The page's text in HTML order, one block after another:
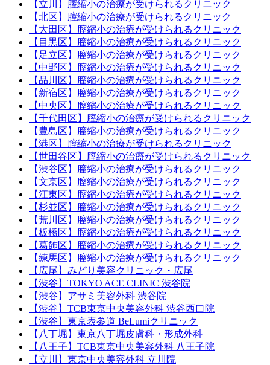
【立川】膣縮小の治療が受けられるクリニック
【北区】膣縮小の治療が受けられるクリニック
【大田区】膣縮小の治療が受けられるクリニック
【目黒区】膣縮小の治療が受けられるクリニック
【足立区】膣縮小の治療が受けられるクリニック
【中野区】膣縮小の治療が受けられるクリニック
【品川区】膣縮小の治療が受けられるクリニック
【新宿区】膣縮小の治療が受けられるクリニック
【中央区】膣縮小の治療が受けられるクリニック
【千代田区】膣縮小の治療が受けられるクリニック
【豊島区】膣縮小の治療が受けられるクリニック
【港区】膣縮小の治療が受けられるクリニック
【世田谷区】膣縮小の治療が受けられるクリニック
【渋谷区】膣縮小の治療が受けられるクリニック
【文京区】膣縮小の治療が受けられるクリニック
【江東区】膣縮小の治療が受けられるクリニック
【杉並区】膣縮小の治療が受けられるクリニック
【荒川区】膣縮小の治療が受けられるクリニック
【板橋区】膣縮小の治療が受けられるクリニック
【葛飾区】膣縮小の治療が受けられるクリニック
【練馬区】膣縮小の治療が受けられるクリニック
【広尾】みどり美容クリニック・広尾
【渋谷】TOKYO ACE CLINIC 渋谷院
【渋谷】アサミ美容外科 渋谷院
【渋谷】TCB東京中央美容外科 渋谷西口院
【渋谷】東京表参道 BeLumiクリニック
【八丁堀】東京八丁堀皮膚科・形成外科
【八王子】TCB東京中央美容外科 八王子院
【立川】東京中央美容外科 立川院